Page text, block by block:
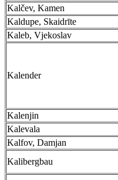
Kalčev, Kamen
Kaldupe, Skaidrīte
Kaleb, Vjekoslav
Kalender
Kalenjin
Kalevala
Kalfov, Damjan
Kalibergbau